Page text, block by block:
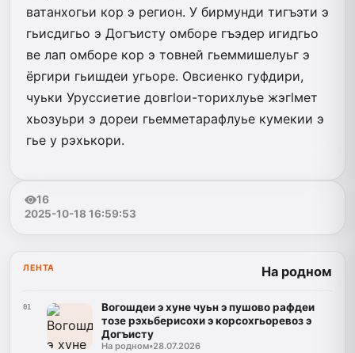
ватанхогьи кор э регион. У бирмунди тигъэти э
гьисдигьо э Догъисту омборе гъэдер игидгьо
ве лап омборе кор э товней гьеммишелуьг э
ёргири гьишдеи угьоре. Овсиенко гуфдири,
чуьки Уруссиетие довгlои-торихлуье жэгlмет
хьозуьри э дореи гьемметарафлуье кумекии э
гье у рэхькори.
16
2025-10-18 16:59:53
ЛЕНТА На родном
01
Вогошдеи э хуне чуьн э пушово рафдеи
тозе рэхьберисохи э корсохгьоревоз э
Догъисту
На родном•28.07.2026